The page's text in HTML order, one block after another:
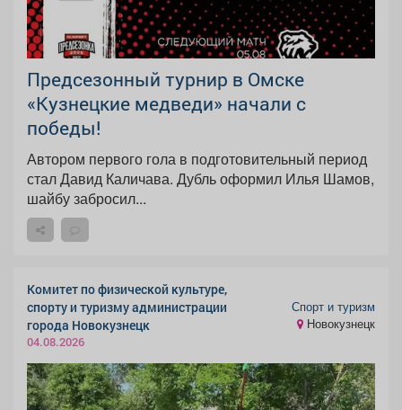
Предсезонный турнир в Омске
«Кузнецкие медведи» начали с
победы!
Автором первого гола в подготовительный период
стал Давид Каличава. Дубль оформил Илья Шамов,
шайбу забросил...
Комитет по физической культуре,
спорту и туризму администрации
города Новокузнецк
04.08.2026
Спорт и туризм
Новокузнецк